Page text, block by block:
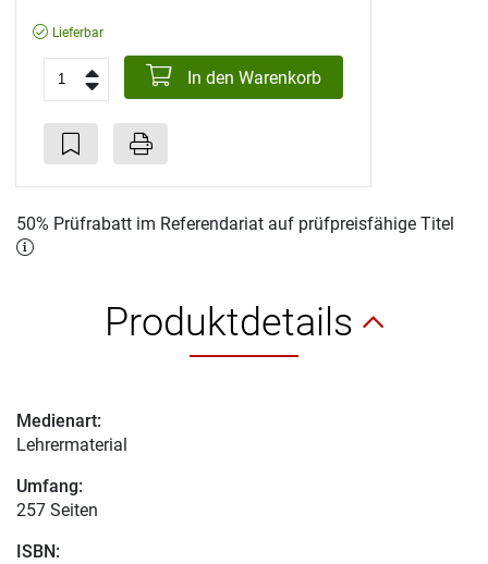
Lieferbar
In den Warenkorb
50% Prüfrabatt im Referendariat auf prüfpreisfähige Titel
Produktdetails
Medienart:
Lehrermaterial
Umfang:
257 Seiten
ISBN: